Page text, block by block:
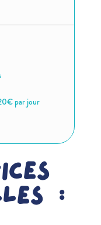
par jour
: